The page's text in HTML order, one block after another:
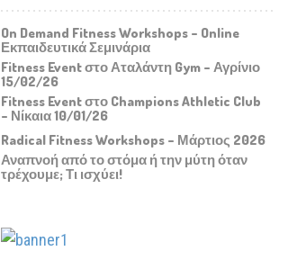
On Demand Fitness Workshops – Online
Εκπαιδευτικά Σεμινάρια
Fitness Event στο Αταλάντη Gym – Αγρίνιο
15/02/26
Fitness Event στο Champions Athletic Club
– Νίκαια 10/01/26
Radical Fitness Workshops – Μάρτιος 2026
Αναπνοή από το στόμα ή την μύτη όταν
τρέχουμε; Τι ισχύει!